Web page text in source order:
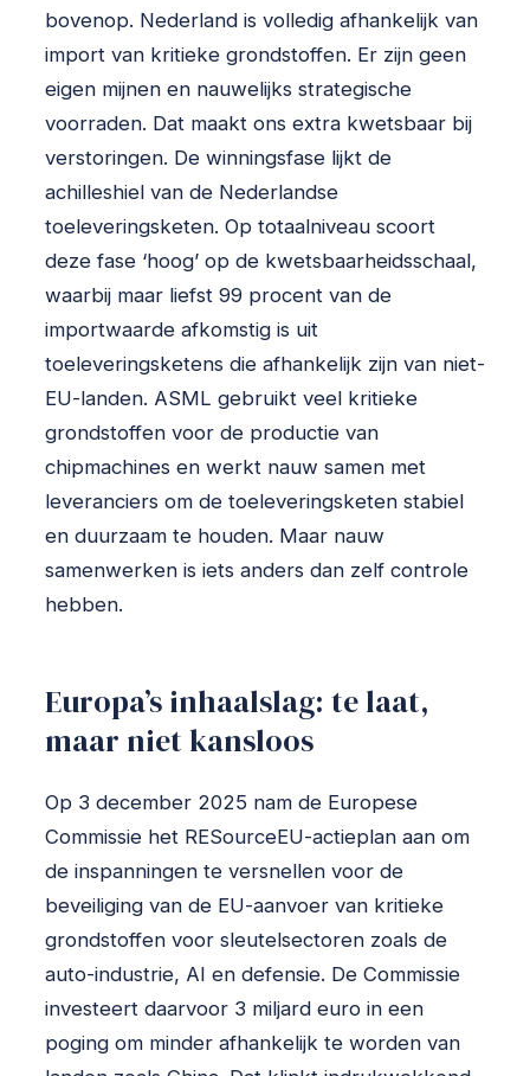
bovenop. Nederland is volledig afhankelijk van
import van kritieke grondstoffen. Er zijn geen
eigen mijnen en nauwelijks strategische
voorraden. Dat maakt ons extra kwetsbaar bij
verstoringen. De winningsfase lijkt de
achilleshiel van de Nederlandse
toeleveringsketen. Op totaalniveau scoort
deze fase ‘hoog’ op de kwetsbaarheidsschaal,
waarbij maar liefst 99 procent van de
importwaarde afkomstig is uit
toeleveringsketens die afhankelijk zijn van niet-
EU-landen. ASML gebruikt veel kritieke
grondstoffen voor de productie van
chipmachines en werkt nauw samen met
leveranciers om de toeleveringsketen stabiel
en duurzaam te houden. Maar nauw
samenwerken is iets anders dan zelf controle
hebben.
Europa’s inhaalslag: te laat,
maar niet kansloos
Op 3 december 2025 nam de Europese
Commissie het RESourceEU-actieplan aan om
de inspanningen te versnellen voor de
beveiliging van de EU-aanvoer van kritieke
grondstoffen voor sleutelsectoren zoals de
auto-industrie, AI en defensie. De Commissie
investeert daarvoor 3 miljard euro in een
poging om minder afhankelijk te worden van